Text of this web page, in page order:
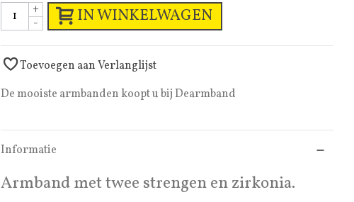
-
+ IN WINKELWAGEN
Toevoegen aan Verlanglijst
De mooiste armbanden koopt u bij Dearmband
Informatie
Armband met twee strengen en zirkonia.